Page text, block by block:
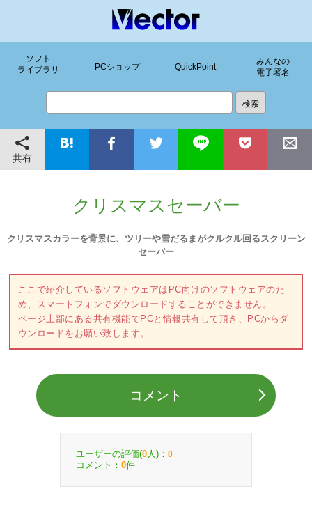
ソフト
ライブラリ
PCショップ QuickPoint
みんなの
電子署名
共有
クリスマスセーバー
クリスマスカラーを背景に、ツリーや雪だるまがクルクル回るスクリーン
セーバー
ここで紹介しているソフトウェアはPC向けのソフトウェアのた
め、スマートフォンでダウンロードすることができません。
ページ上部にある共有機能でPCと情報共有して頂き、PCからダ
ウンロードをお願い致します。
コメント
ユーザーの評価(0 人)： 0
コメント： 0件